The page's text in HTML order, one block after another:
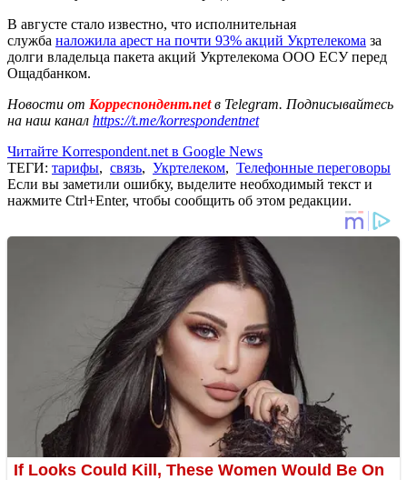
В августе стало известно, что исполнительная
служба наложила арест на почти 93% акций Укртелекома за
долги владельца пакета акций Укртелекома ООО ЕСУ перед
Ощадбанком.
Новости от Корреспондент.netв Telegram. Подписывайтесь
на наш канал https://t.me/korrespondentnet
Читайте Korrespondent.net в Google News
ТЕГИ: тарифы, связь, Укртелеком, Телефонные переговоры
Если вы заметили ошибку, выделите необходимый текст и
нажмите Ctrl+Enter, чтобы сообщить об этом редакции.